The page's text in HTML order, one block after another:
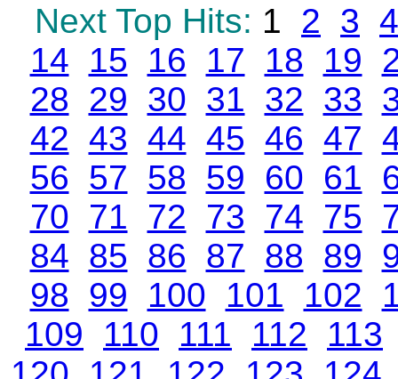
Next Top Hits: 1 2 3 4
14
15 16 17 18 19
28
29 30 31 32 33
42 43 44 45 46 47
56 57 58 59 60 61
70 71 72 73 74 75
84 85 86 87 88 89
98 99 100 101 102
109
110 111 112
113